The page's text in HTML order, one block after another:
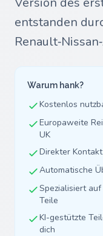
entstanden
Warum hank?
Kostenlos
Europaweite
UK
Direkter
Automatische
Spezialisiert
Teile
KI-gestützte
dich